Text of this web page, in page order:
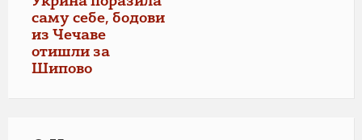
саму себе, бодови
из Чечаве
отишли за
Шипово